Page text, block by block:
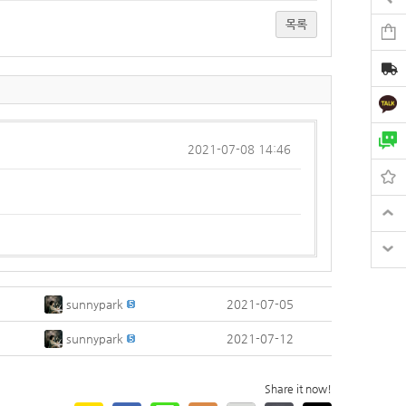
목록
2021-07-08 14:46
sunnypark 2021-07-05
sunnypark 2021-07-12
Share it now!